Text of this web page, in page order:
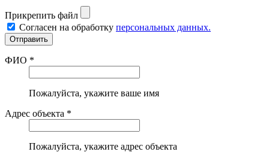
Прикрепить файл
Согласен на обработку персональных данных.
ФИО *
Пожалуйста, укажите ваше имя
Адрес объекта *
Пожалуйста, укажите адрес объекта